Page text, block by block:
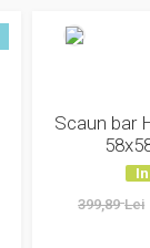
Scaun bar
399,89 Lei